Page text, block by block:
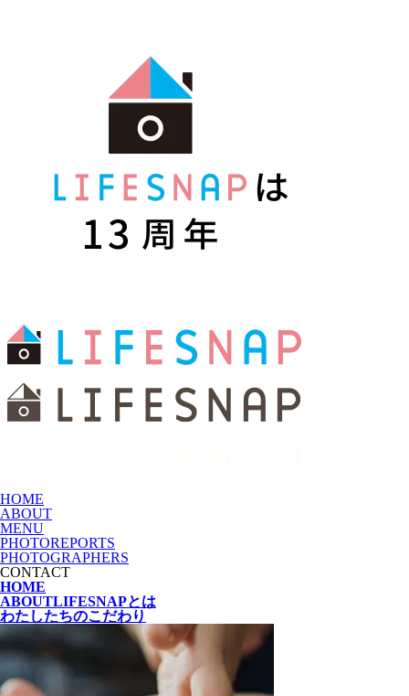
HOME
ABOUT
MENU
PHOTOREPORTS
PHOTOGRAPHERS
CONTACT
HOME
ABOUTLIFESNAPとは
わたしたちのこだわり